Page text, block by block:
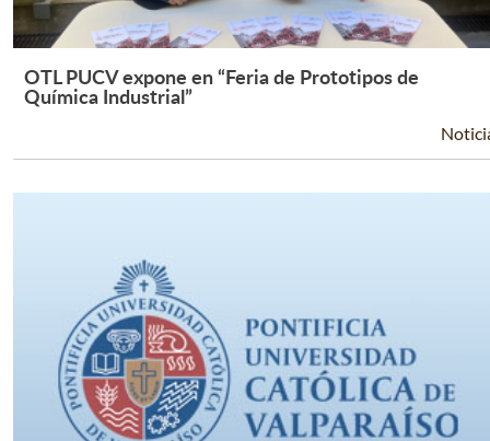
Leer Más +
OTL PUCV expone en “Feria de Prototipos de
Química Industrial”